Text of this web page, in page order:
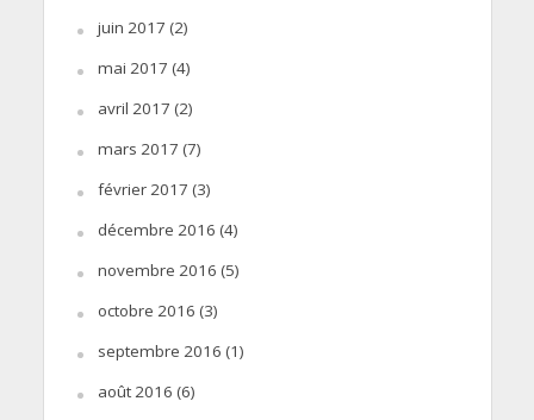
juin 2017 (2)
mai 2017 (4)
avril 2017 (2)
mars 2017 (7)
février 2017 (3)
décembre 2016 (4)
novembre 2016 (5)
octobre 2016 (3)
septembre 2016 (1)
août 2016 (6)